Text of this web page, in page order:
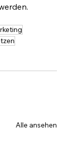
Alle ansehen